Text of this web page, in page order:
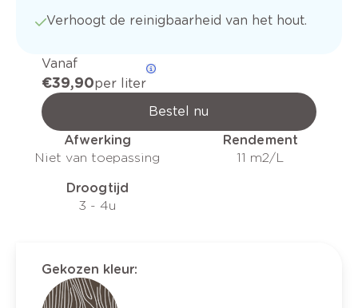
Verhoogt de reinigbaarheid van het hout.
Vanaf
€ 39,90per liter
Bestel nu
Afwerking
Niet van toepassing
Rendement
11 m2/L
Droogtijd
3 - 4u
Gekozen kleur: